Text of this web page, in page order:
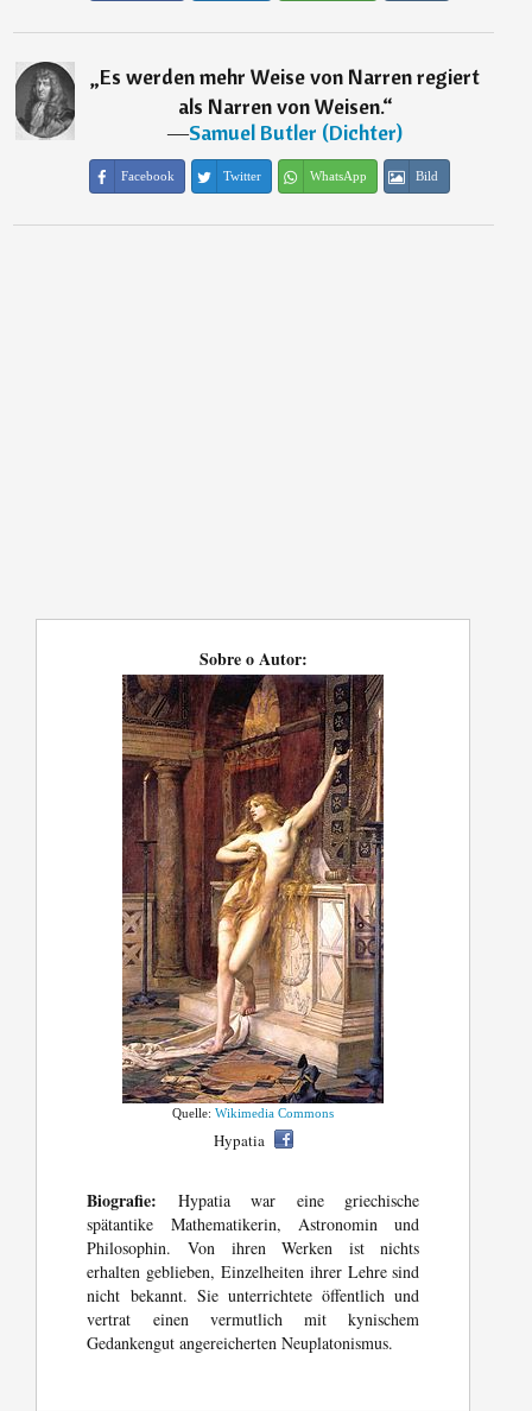
„Es werden mehr Weise von Narren regiert
als Narren von Weisen.“
―Samuel Butler (Dichter)
Facebook Twitter WhatsApp Bild
Sobre o Autor:
Quelle:Wikimedia Commons
Hypatia
Biografie: Hypatia war eine griechische
spätantike Mathematikerin, Astronomin und
Philosophin. Von ihren Werken ist nichts
erhalten geblieben, Einzelheiten ihrer Lehre sind
nicht bekannt. Sie unterrichtete öffentlich und
vertrat einen vermutlich mit kynischem
Gedankengut angereicherten Neuplatonismus.